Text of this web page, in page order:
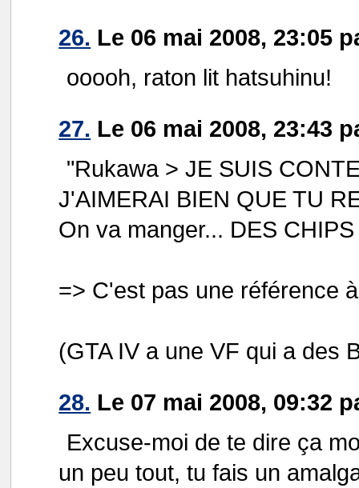
26. Le 06 mai 2008, 23:05
ooooh, raton lit hatsuhinu!
27. Le 06 mai 2008, 23:43
"Rukawa > JE SUIS
J'AIMERAI BIEN QUE TU
On va manger... DES
=> C'est pas une référence
(GTA IV a une VF qui a des
28. Le 07 mai 2008, 09:32
Excuse-moi de te dire ça
un peu tout, tu fais un